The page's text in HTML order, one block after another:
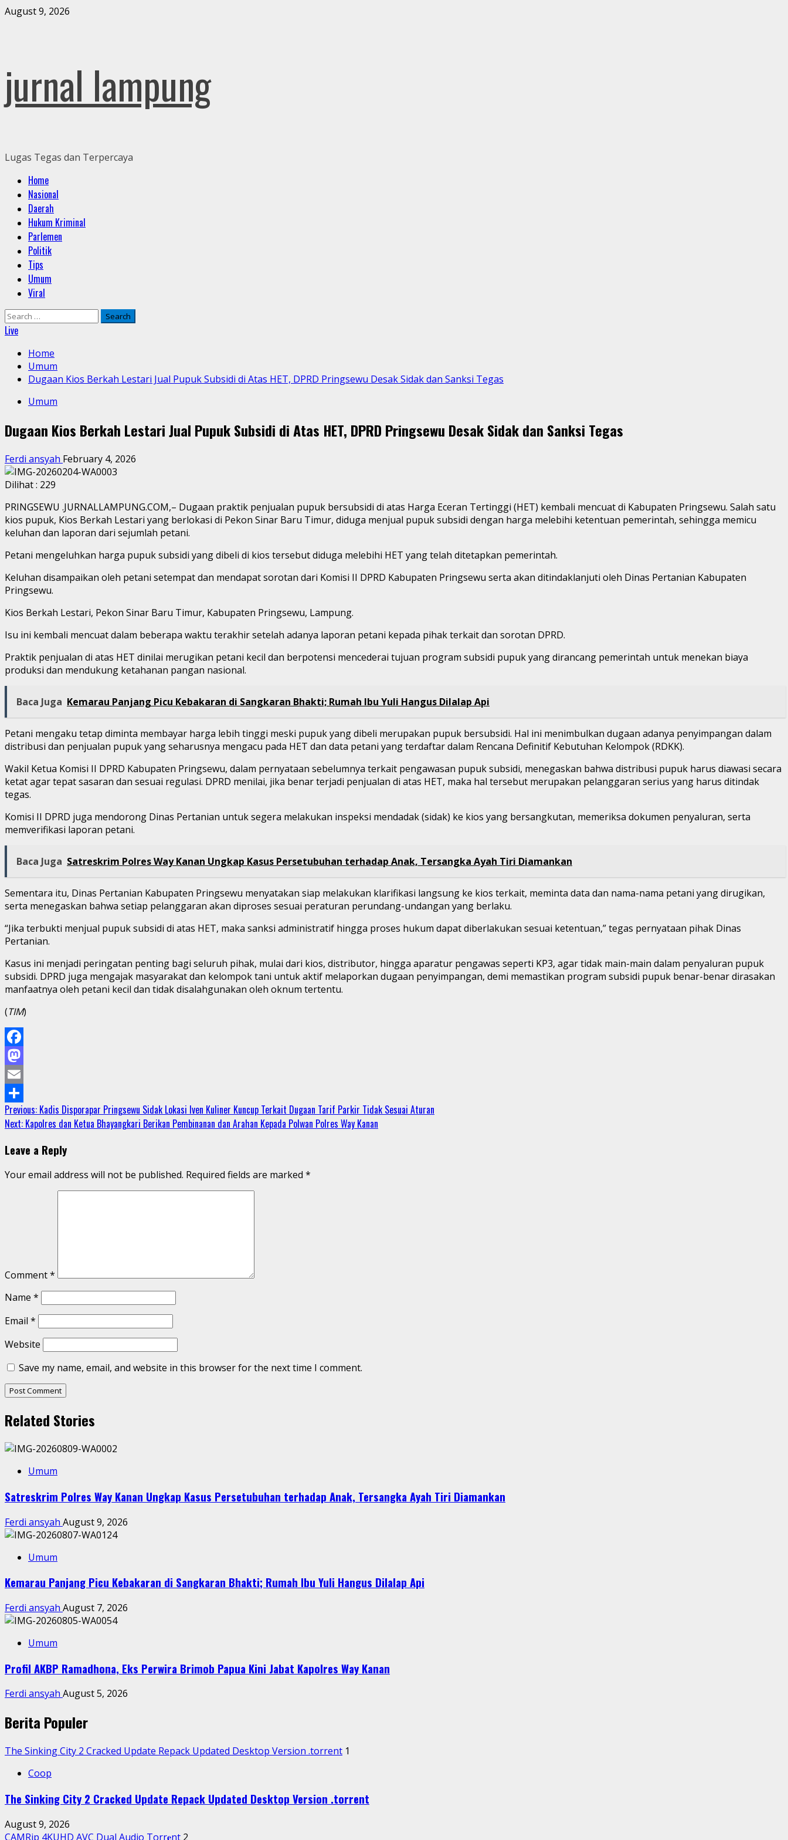
Skip
August 9, 2026
jurnal lampung
Lugas Tegas dan Terpercaya
Primary
Menu
Home
Nasional
Daerah
Hukum Kriminal
Parlemen
Politik
Tips
Umum
Viral
Search
for:
Live
Home
Umum
Dugaan Kios Berkah Lestari Jual Pupuk Subsidi di Atas HET, DPRD Pringsewu Desak Sidak dan Sanksi Tegas
Umum
Dugaan Kios Berkah Lestari Jual Pupuk Subsidi di Atas HET, DPRD Pringsewu Desak Sidak dan Sanksi Tegas
Ferdi ansyah February 4, 2026
Dilihat : 229
PRINGSEWU .JURNALLAMPUNG.COM,– Dugaan praktik penjualan pupuk bersubsidi di atas Harga Eceran Tertinggi (HET) kembali mencuat di Kabupaten Pringsewu. Salah satu
kios pupuk, Kios Berkah Lestari yang berlokasi di Pekon Sinar Baru Timur, diduga menjual pupuk subsidi dengan harga melebihi ketentuan pemerintah, sehingga memicu
keluhan dan laporan dari sejumlah petani.
Petani mengeluhkan harga pupuk subsidi yang dibeli di kios tersebut diduga melebihi HET yang telah ditetapkan pemerintah.
Keluhan disampaikan oleh petani setempat dan mendapat sorotan dari Komisi II DPRD Kabupaten Pringsewu serta akan ditindaklanjuti oleh Dinas Pertanian Kabupaten
Pringsewu.
Kios Berkah Lestari, Pekon Sinar Baru Timur, Kabupaten Pringsewu, Lampung.
Isu ini kembali mencuat dalam beberapa waktu terakhir setelah adanya laporan petani kepada pihak terkait dan sorotan DPRD.
Praktik penjualan di atas HET dinilai merugikan petani kecil dan berpotensi mencederai tujuan program subsidi pupuk yang dirancang pemerintah untuk menekan biaya
produksi dan mendukung ketahanan pangan nasional.
Baca Juga Kemarau Panjang Picu Kebakaran di Sangkaran Bhakti; Rumah Ibu Yuli Hangus Dilalap Api
Petani mengaku tetap diminta membayar harga lebih tinggi meski pupuk yang dibeli merupakan pupuk bersubsidi. Hal ini menimbulkan dugaan adanya penyimpangan dalam
distribusi dan penjualan pupuk yang seharusnya mengacu pada HET dan data petani yang terdaftar dalam Rencana Definitif Kebutuhan Kelompok (RDKK).
Wakil Ketua Komisi II DPRD Kabupaten Pringsewu, dalam pernyataan sebelumnya terkait pengawasan pupuk subsidi, menegaskan bahwa distribusi pupuk harus diawasi secara
ketat agar tepat sasaran dan sesuai regulasi. DPRD menilai, jika benar terjadi penjualan di atas HET, maka hal tersebut merupakan pelanggaran serius yang harus ditindak
tegas.
Komisi II DPRD juga mendorong Dinas Pertanian untuk segera melakukan inspeksi mendadak (sidak) ke kios yang bersangkutan, memeriksa dokumen penyaluran, serta
memverifikasi laporan petani.
Baca Juga Satreskrim Polres Way Kanan Ungkap Kasus Persetubuhan terhadap Anak, Tersangka Ayah Tiri Diamankan
Sementara itu, Dinas Pertanian Kabupaten Pringsewu menyatakan siap melakukan klarifikasi langsung ke kios terkait, meminta data dan nama-nama petani yang dirugikan,
serta menegaskan bahwa setiap pelanggaran akan diproses sesuai peraturan perundang-undangan yang berlaku.
“Jika terbukti menjual pupuk subsidi di atas HET, maka sanksi administratif hingga proses hukum dapat diberlakukan sesuai ketentuan,” tegas pernyataan pihak Dinas
Pertanian.
Kasus ini menjadi peringatan penting bagi seluruh pihak, mulai dari kios, distributor, hingga aparatur pengawas seperti KP3, agar tidak main-main dalam penyaluran pupuk
subsidi. DPRD juga mengajak masyarakat dan kelompok tani untuk aktif melaporkan dugaan penyimpangan, demi memastikan program subsidi pupuk benar-benar dirasakan
manfaatnya oleh petani kecil dan tidak disalahgunakan oleh oknum tertentu.
(TIM)
Facebook
Mastodon
Email
Share
Continue
Reading
Previous: Kadis Disporapar Pringsewu Sidak Lokasi Iven Kuliner Kuncup Terkait Dugaan Tarif Parkir Tidak Sesuai Aturan
Next: Kapolres dan Ketua Bhayangkari Berikan Pembinanan dan Arahan Kepada Polwan Polres Way Kanan
Leave a Reply
Your email address will not be published. Required fields are marked *
Comment*
Name *
Email *
Website
Save my name, email, and website in this browser for the next time I comment.
Related Stories
Umum
Satreskrim Polres Way Kanan Ungkap Kasus Persetubuhan terhadap Anak, Tersangka Ayah Tiri Diamankan
Ferdi ansyah August 9, 2026
Umum
Kemarau Panjang Picu Kebakaran di Sangkaran Bhakti; Rumah Ibu Yuli Hangus Dilalap Api
Ferdi ansyah August 7, 2026
Umum
Profil AKBP Ramadhona, Eks Perwira Brimob Papua Kini Jabat Kapolres Way Kanan
Ferdi ansyah August 5, 2026
Berita Populer
The Sinking City 2 Cracked Update Repack Updated Desktop Version .torrent 1
Coop
The Sinking City 2 Cracked Update Repack Updated Desktop Version .torrent
August 9, 2026
CAMRip 4KUHD AVC Dual Audio Torr𝐞nt 2